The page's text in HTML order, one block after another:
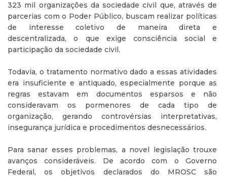
323 mil organizações da sociedade civil que, através de
parcerias com o Poder Público, buscam realizar políticas
de interesse coletivo de maneira direta e
descentralizada, o que exige consciência social e
participação da sociedade civil.
Todavia, o tratamento normativo dado a essas atividades
era insuficiente e antiquado, especialmente porque as
regras estavam em documentos esparsos e não
consideravam os pormenores de cada tipo de
organização, gerando controvérsias interpretativas,
insegurança jurídica e procedimentos desnecessários.
Para sanar esses problemas, a novel legislação trouxe
avanços consideráveis. De acordo com o Governo
Federal, os objetivos declarados do MROSC são